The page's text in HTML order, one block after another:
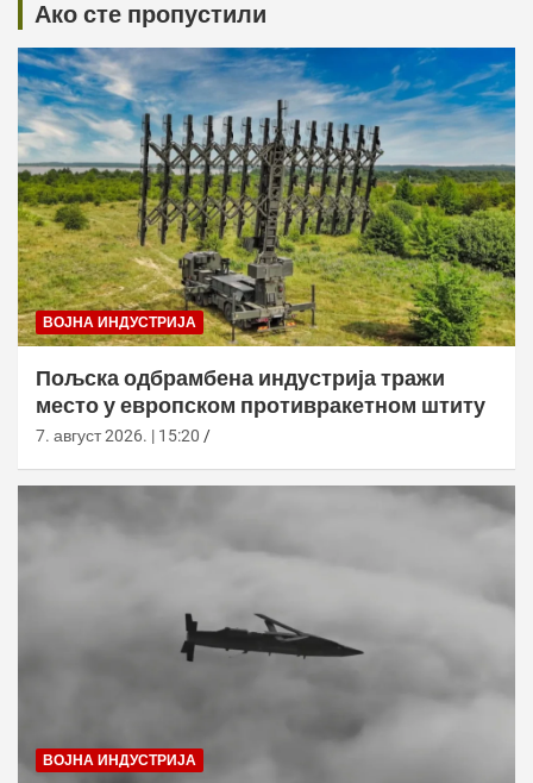
Ако сте пропустили
ВОЈНА ИНДУСТРИЈА
Пољска одбрамбена индустрија тражи
место у европском противракетном штиту
7. август 2026. | 15:20
ВОЈНА ИНДУСТРИЈА